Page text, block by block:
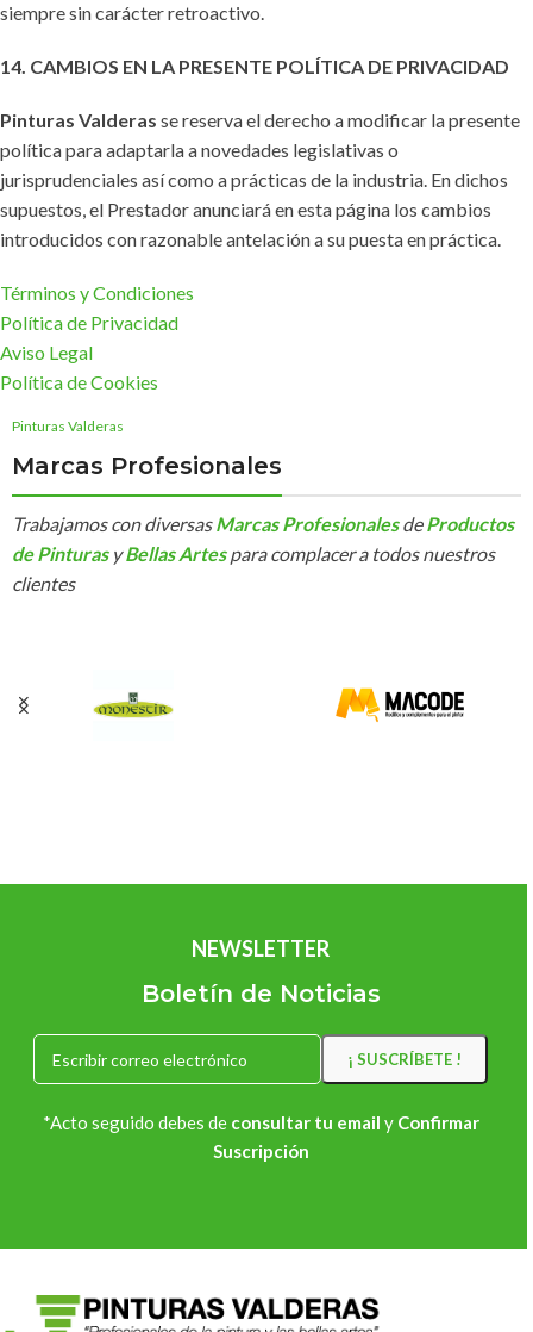
siempre sin carácter retroactivo.
14. CAMBIOS EN LA PRESENTE POLÍTICA DE PRIVACIDAD
Pinturas Valderas se reserva el derecho a modificar la presente
política para adaptarla a novedades legislativas o
jurisprudenciales así como a prácticas de la industria. En dichos
supuestos, el Prestador anunciará en esta página los cambios
introducidos con razonable antelación a su puesta en práctica.
Términos y Condiciones
Política de Privacidad
Aviso Legal
Política de Cookies
Pinturas Valderas
Marcas Profesionales
Trabajamos con diversasMarcas Profesionales deProductos
de Pinturas yBellas Artespara complacer a todos nuestros
clientes
NEWSLETTER
Boletín de Noticias
*Acto seguido debes de consultar tu email y Confirmar
Suscripción